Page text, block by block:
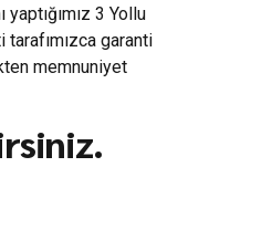
3 Yollu
garanti
memnuniyet